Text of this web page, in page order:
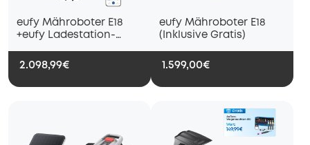
eufy Mähroboter E18
+eufy Ladestation-
Mähroboter E15/E18
2.098,99€
eufy Mähroboter E18
(Inklusive Gratis)
1.599,00€